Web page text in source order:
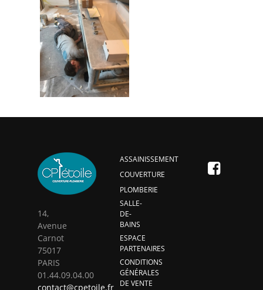
14,
Avenue
Carnot
75017
PARIS
01.44.09.04.00
contact@cpetoile.fr
ASSAINISSEMENT
COUVERTURE
PLOMBERIE
SALLE-
DE-
BAINS
ESPACE
PARTENAIRES
CONDITIONS
GÉNÉRALES
DE VENTE